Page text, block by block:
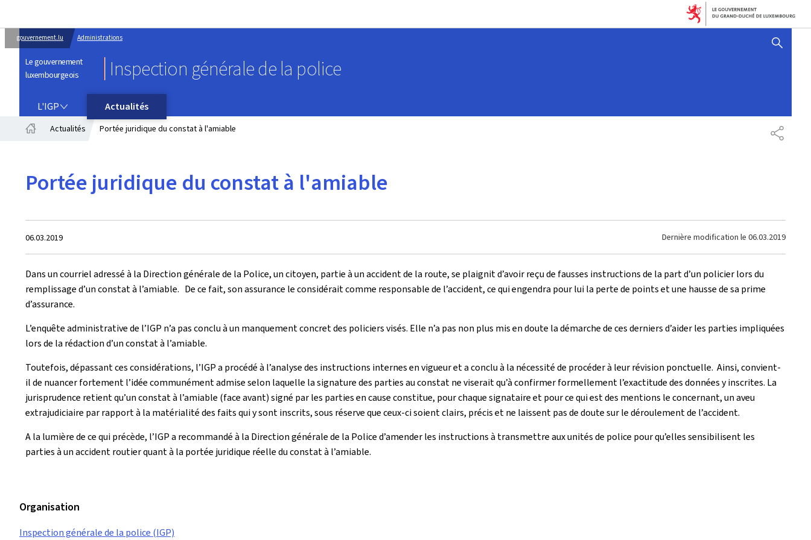
gouvernement.lu Administrations
Le gouvernement
luxembourgeois
Inspection générale de la police
AFFICHER / MASQUER
L'IGP
Actualités
Actualités Portée juridique du constat à l'amiable
Portée juridique du constat à l'amiable
Crée
le
06.03.2019 Dernière modification le 06.03.2019
Dans un courriel adressé à la Direction générale de la Police, un citoyen, partie à un accident de la route, se plaignit d’avoir reçu de fausses instructions de la part d’un policier lors du
remplissage d’un constat à l’amiable. De ce fait, son assurance le considérait comme responsable de l’accident, ce qui engendra pour lui la perte de points et une hausse de sa prime
d’assurance.
L’enquête administrative de l’IGP n’a pas conclu à un manquement concret des policiers visés. Elle n’a pas non plus mis en doute la démarche de ces derniers d’aider les parties impliquées
lors de la rédaction d’un constat à l’amiable.
Toutefois, dépassant ces considérations, l’IGP a procédé à l’analyse des instructions internes en vigueur et a conclu à la nécessité de procéder à leur révision ponctuelle. Ainsi, convient-
il de nuancer fortement l’idée communément admise selon laquelle la signature des parties au constat ne viserait qu’à confirmer formellement l’exactitude des données y inscrites. La
jurisprudence retient qu’un constat à l’amiable (face avant) signé par les parties en cause constitue, pour chaque signataire et pour ce qui est des mentions le concernant, un aveu
extrajudiciaire par rapport à la matérialité des faits qui y sont inscrits, sous réserve que ceux-ci soient clairs, précis et ne laissent pas de doute sur le déroulement de l’accident.
A la lumière de ce qui précède, l’IGP a recommandé à la Direction générale de la Police d’amender les instructions à transmettre aux unités de police pour qu’elles sensibilisent les
parties à un accident routier quant à la portée juridique réelle du constat à l’amiable.
Organisation
Inspection générale de la police (IGP)